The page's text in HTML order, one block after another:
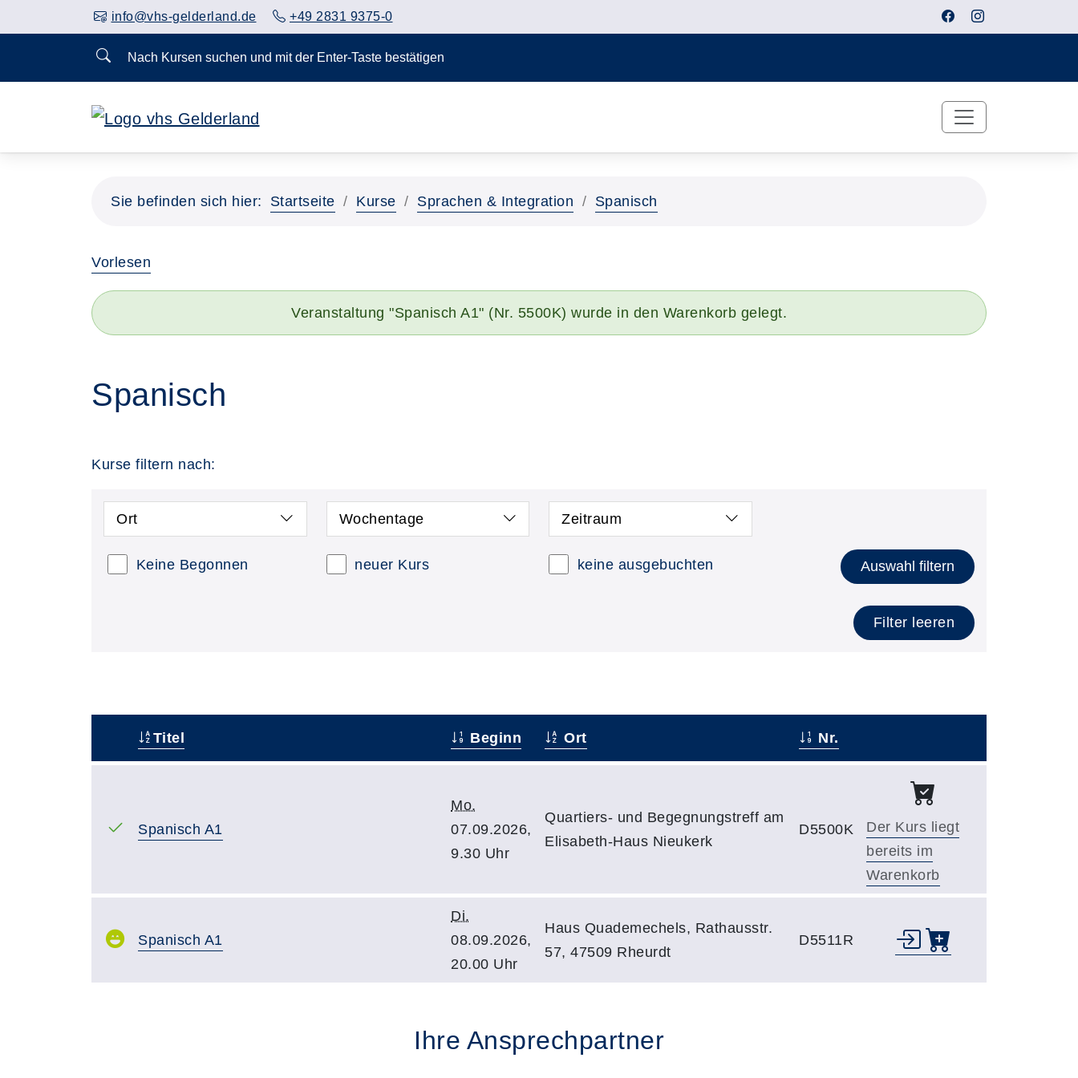
info@vhs-gelderland.de +49 2831 9375-0
Nach Kursen suchen und mit der Enter-Taste bestätigen
Sie befinden sich hier: Startseite Kurse Sprachen & Integration Spanisch
Vorlesen
Veranstaltung "Spanisch A1" (Nr. 5500K) wurde in den Warenkorb gelegt.
Spanisch
Kurse filtern nach:
Ort Wochentage Zeitraum
Keine Begonnen neuer Kurs keine ausgebuchten Auswahl filtern
Filter leeren
Titel Beginn Ort Nr.
Spanisch A1
Mo.
07.09.2026,
9.30 Uhr
Quartiers- und Begegnungstreff am
Elisabeth-Haus Nieukerk
D5500K
Der Kurs liegt
bereits im
Warenkorb
Spanisch A1
Di.
08.09.2026,
20.00 Uhr
Haus Quademechels, Rathausstr.
57, 47509 Rheurdt
D5511R
Ihre Ansprechpartner